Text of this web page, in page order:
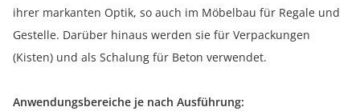
ihrer markanten Optik, so auch im Möbelbau für Regale und
Gestelle. Darüber hinaus werden sie für Verpackungen
(Kisten) und als Schalung für Beton verwendet.
Anwendungsbereiche je nach Ausführung: